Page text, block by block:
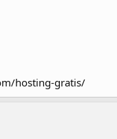
hosting-gratis/